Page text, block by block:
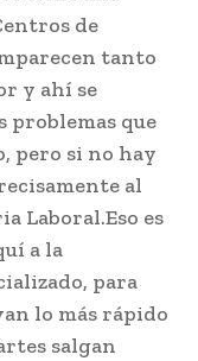
de
tanto
y ahí se
problemas que
pero si no hay
al
Laboral.Eso es
a la
para
lo más rápido
salgan